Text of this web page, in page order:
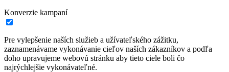
Konverzie kampaní
Pre vylepšenie naších služieb a užívateľského zážitku,
zaznamenávame vykonávanie cieľov naších zákazníkov a podľa
doho upravujeme webovú stránku aby tieto ciele boli čo
najrýchlejšie vykonávateľné.